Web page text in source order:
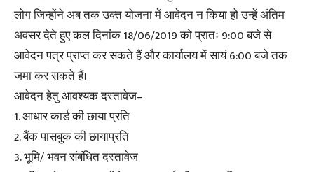
लोग जिन्होंने अब तक उक्त योजना में आवेदन न किया हो उन्हें अंतिम
अवसर देते हुए कल दिनांक 18/06/2019 को प्रातः 9:00 बजे से
आवेदन पत्र प्राप्त कर सकते हैं और कार्यालय में सायं 6:00 बजे तक
जमा कर सकते हैं।
आवेदन हेतु आवश्यक दस्तावेज–
1. आधार कार्ड की छाया प्रति
2. बैंक पासबुक की छायाप्रति
3. भूमि/ भवन संबंधित दस्तावेज